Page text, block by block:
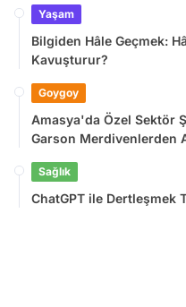
Yaşam
Bilgiden Hâle Geçmek:
Kavuşturur?
Goygoy
Amasya'da Özel Sektör
Garson Merdivenlerden
Sağlık
ChatGPT ile Dertleşmek